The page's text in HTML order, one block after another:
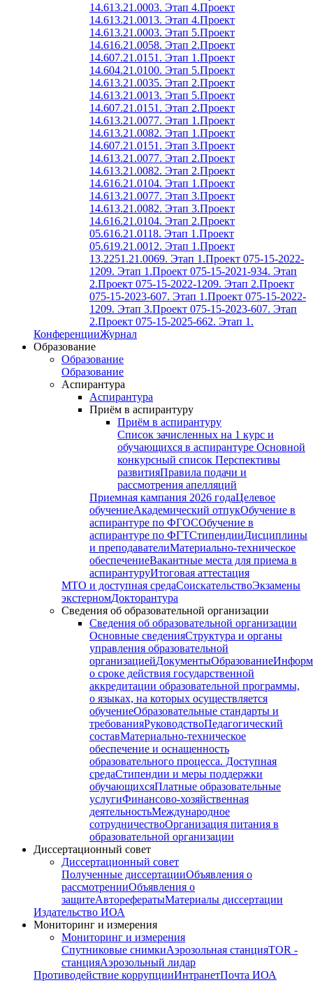
14.613.21.0003. Этап 4.Проект
14.613.21.0013. Этап 4.Проект
14.613.21.0003. Этап 5.Проект
14.616.21.0058. Этап 2.Проект
14.607.21.0151. Этап 1.Проект
14.604.21.0100. Этап 5.Проект
14.613.21.0035. Этап 2.Проект
14.613.21.0013. Этап 5.Проект
14.607.21.0151. Этап 2.Проект
14.613.21.0077. Этап 1.Проект
14.613.21.0082. Этап 1.Проект
14.607.21.0151. Этап 3.Проект
14.613.21.0077. Этап 2.Проект
14.613.21.0082. Этап 2.Проект
14.616.21.0104. Этап 1.Проект
14.613.21.0077. Этап 3.Проект
14.613.21.0082. Этап 3.Проект
14.616.21.0104. Этап 2.Проект
05.616.21.0118. Этап 1.Проект
05.619.21.0012. Этап 1.Проект
13.2251.21.0069. Этап 1.Проект 075-15-2022-
1209. Этап 1.Проект 075-15-2021-934. Этап
2.Проект 075-15-2022-1209. Этап 2.Проект
075-15-2023-607. Этап 1.Проект 075-15-2022-
1209. Этап 3.Проект 075-15-2023-607. Этап
2.Проект 075-15-2025-662. Этап 1.
КонференцииЖурнал
Образование
Образование
Образование
Аспирантура
Аспирантура
Приём в аспирантуру
Приём в аспирантуру
Список зачисленных на 1 курс и
обучающихся в аспирантуре Основной
конкурсный список Перспективы
развитияПравила подачи и
рассмотрения апелляций
Приемная кампания 2026 годаЦелевое
обучениеАкадемический отпукОбучение в
аспирантуре по ФГОСОбучение в
аспирантуре по ФГТСтипендииДисциплины
и преподавателиМатериально-техническое
обеспечениеВакантные места для приема в
аспирантуруИтоговая аттестация
МТО и доступная средаСоискательствоЭкзамены
экстерномДокторантура
Сведения об образовательной организации
Сведения об образовательной организации
Основные сведенияСтруктура и органы
управления образовательной
организациейДокументыОбразование
о сроке действия государственной
аккредитации образовательной программы,
о языках, на которых осуществляется
обучениеОбразовательные стандарты и
требованияРуководствоПедагогический
составМатериально-техническое
обеспечение и оснащенность
образовательного процесса. Доступная
средаСтипендии и меры поддержки
обучающихсяПлатные образовательные
услугиФинансово-хозяйственная
деятельностьМеждународное
сотрудничествоОрганизация питания в
образовательной организации
Диссертационный совет
Диссертационный совет
Полученные диссертацииОбъявления о
рассмотренииОбъявления о
защитеАвторефератыМатериалы диссертации
Издательство ИОА
Мониторинг и измерения
Мониторинг и измерения
Спутниковые снимкиАэрозольная станцияTOR -
станцияАэрозольный лидар
Противодействие коррупцииИнтранетПочта ИОА